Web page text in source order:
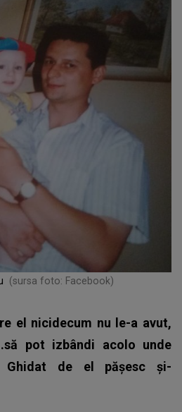
(sursa foto: Facebook)
el nicidecum nu le-a avut,
pot izbândi acolo unde
Ghidat de el pășesc și-